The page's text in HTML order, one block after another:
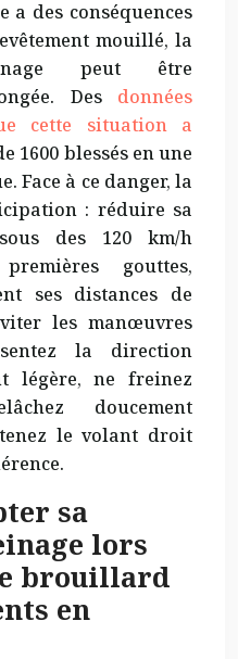
a des conséquences
mouillé, la
peut être
Des données
cette situation a
1600 blessés en une
Face à ce danger, la
: réduire sa
des 120 km/h
gouttes,
ses distances de
les manœuvres
la direction
légère, ne freinez
doucement
le volant droit
sa
lors
brouillard
en